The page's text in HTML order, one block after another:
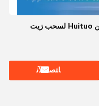
آلة السد الأوتوماتيكية ذات 8 رؤوس من Huituo لسحب زيت
ﺎﺘﺼﻟ ﺍﻶﻧ